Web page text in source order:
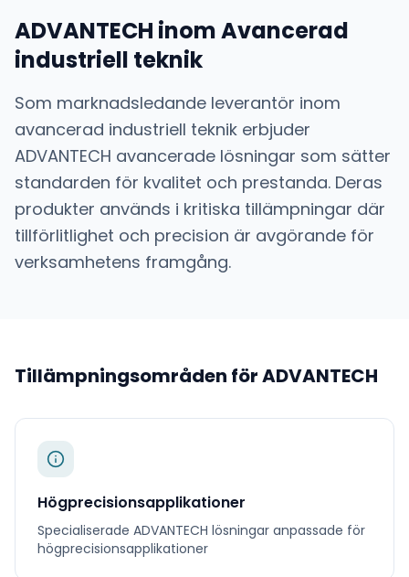
ADVANTECH inomAvancerad
industriell teknik
Som marknadsledande leverantör inom
avancerad industriell teknik erbjuder
ADVANTECH avancerade lösningar som sätter
standarden för kvalitet och prestanda. Deras
produkter används i kritiska tillämpningar där
tillförlitlighet och precision är avgörande för
verksamhetens framgång.
Tillämpningsområden förADVANTECH
Högprecisionsapplikationer
Specialiserade ADVANTECH lösningar anpassade för
högprecisionsapplikationer